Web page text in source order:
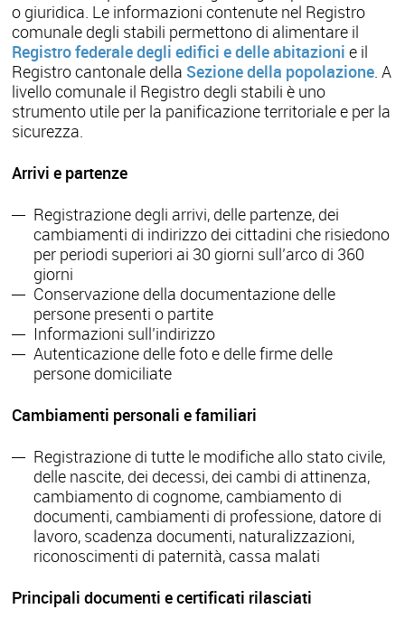
o giuridica. Le informazioni contenute nel Registro
comunale degli stabili permettono di alimentare il
Registro federale degli edifici e delle abitazioni e il
Registro cantonale della Sezione della popolazione. A
livello comunale il Registro degli stabili è uno
strumento utile per la panificazione territoriale e per la
sicurezza.
Arrivi e partenze
Registrazione degli arrivi, delle partenze, dei
cambiamenti di indirizzo dei cittadini che risiedono
per periodi superiori ai 30 giorni sull’arco di 360
giorni
Conservazione della documentazione delle
persone presenti o partite
Informazioni sull’indirizzo
Autenticazione delle foto e delle firme delle
persone domiciliate
Cambiamenti personali e familiari
Registrazione di tutte le modifiche allo stato civile,
delle nascite, dei decessi, dei cambi di attinenza,
cambiamento di cognome, cambiamento di
documenti, cambiamenti di professione, datore di
lavoro, scadenza documenti, naturalizzazioni,
riconoscimenti di paternità, cassa malati
Principali documenti e certificati rilasciati